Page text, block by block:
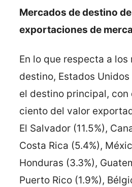
Mercados de destino
exportaciones de
En lo que respecta a los
destino, Estados
el destino principal, con
ciento del valor
El Salvador (11.5%),
Costa Rica (5.4%),
Honduras (3.3%),
Puerto Rico (1.9%),